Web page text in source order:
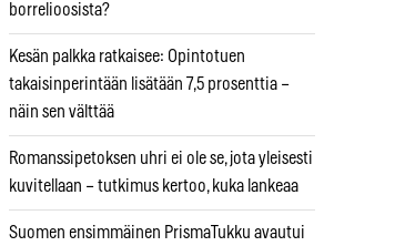
borrelioosista?
Kesän palkka ratkaisee: Opintotuen
takaisinperintään lisätään 7,5 prosenttia –
näin sen välttää
Romanssipetoksen uhri ei ole se, jota yleisesti
kuvitellaan – tutkimus kertoo, kuka lankeaa
Suomen ensimmäinen PrismaTukku avautui